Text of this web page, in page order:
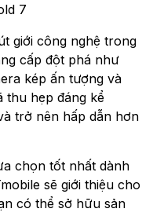
7
giới công nghệ trong
cấp đột phá như
kép ấn tượng và
thu hẹp đáng kể
trở nên hấp dẫn hơn
chọn tốt nhất dành
sẽ giới thiệu cho
có thể sở hữu sản